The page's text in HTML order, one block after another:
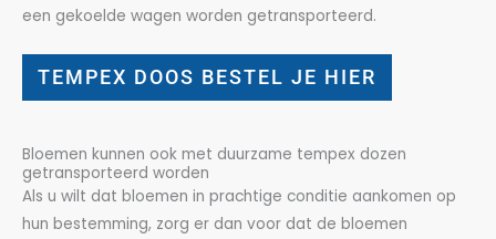
een gekoelde wagen worden getransporteerd.
TEMPEX DOOS BESTEL JE HIER
Bloemen kunnen ook met duurzame tempex dozen
getransporteerd worden
Als u wilt dat bloemen in prachtige conditie aankomen op
hun bestemming, zorg er dan voor dat de bloemen